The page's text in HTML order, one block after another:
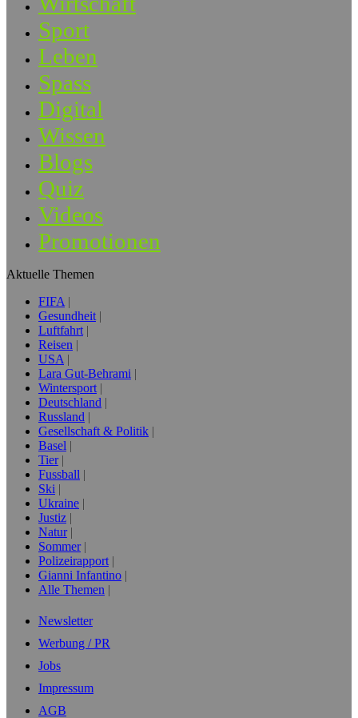
Sport
Leben
Spass
Digital
Wissen
Blogs
Quiz
Videos
Promotionen
Aktuelle Themen
FIFA
Gesundheit
Luftfahrt
Reisen
USA
Lara Gut-Behrami
Wintersport
Deutschland
Russland
Gesellschaft & Politik
Basel
Tier
Fussball
Ski
Ukraine
Justiz
Natur
Sommer
Polizeirapport
Gianni Infantino
Alle Themen
Newsletter
Werbung / PR
Jobs
Impressum
AGB